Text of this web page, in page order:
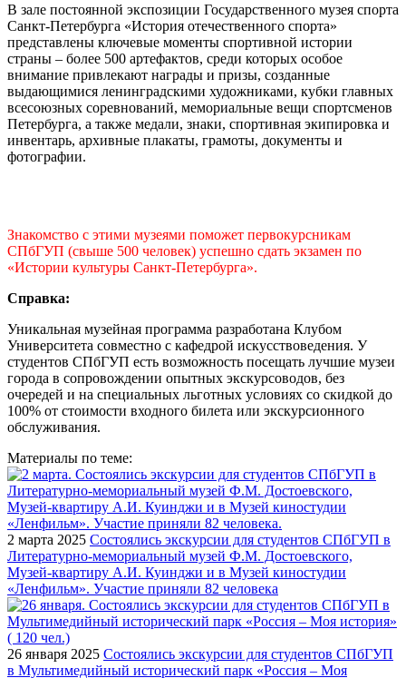
В зале постоянной экспозиции Государственного музея спорта
Санкт-Петербурга «История отечественного спорта»
представлены ключевые моменты спортивной истории
страны – более 500 артефактов, среди которых особое
внимание привлекают награды и призы, созданные
выдающимися ленинградскими художниками, кубки главных
всесоюзных соревнований, мемориальные вещи спортсменов
Петербурга, а также медали, знаки, спортивная экипировка и
инвентарь, архивные плакаты, грамоты, документы и
фотографии.
Знакомство с этими музеями поможет первокурсникам
СПбГУП (свыше 500 человек) успешно сдать экзамен по
«Истории культуры Санкт-Петербурга».
Справка:
Уникальная музейная программа разработана Клубом
Университета совместно с кафедрой искусствоведения. У
студентов СПбГУП есть возможность посещать лучшие музеи
города в сопровождении опытных экскурсоводов, без
очередей и на специальных льготных условиях со скидкой до
100% от стоимости входного билета или экскурсионного
обслуживания.
Материалы по теме:
2 марта 2025 Состоялись экскурсии для студентов СПбГУП в
Литературно-мемориальный музей Ф.М. Достоевского,
Музей-квартиру А.И. Куинджи и в Музей киностудии
«Ленфильм». Участие приняли 82 человека
26 января 2025 Состоялись экскурсии для студентов СПбГУП
в Мультимедийный исторический парк «Россия – Моя